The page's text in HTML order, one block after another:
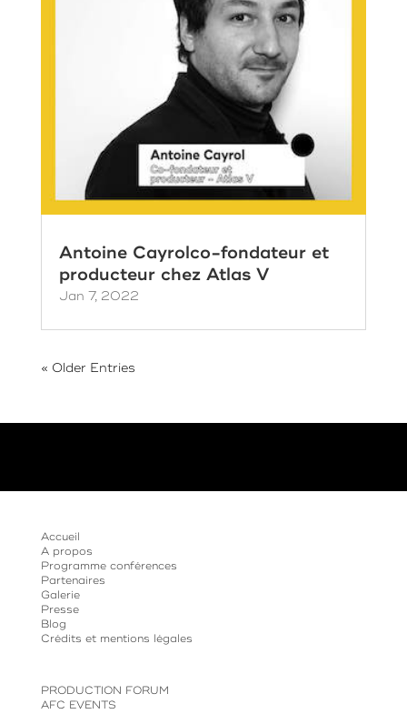
Antoine Cayrolco-fondateur et
producteur chez Atlas V
Jan 7, 2022
« Older Entries
Accueil
A propos
Programme conférences
Partenaires
Galerie
Presse
Blog
Crédits et mentions légales
PRODUCTION FORUM
AFC EVENTS